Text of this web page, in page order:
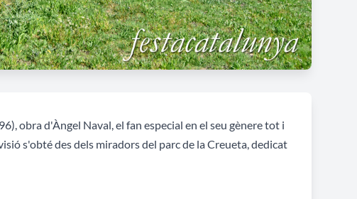
obra d'Àngel Naval, el fan especial en el seu gènere tot i
s'obté des dels miradors del parc de la Creueta, dedicat